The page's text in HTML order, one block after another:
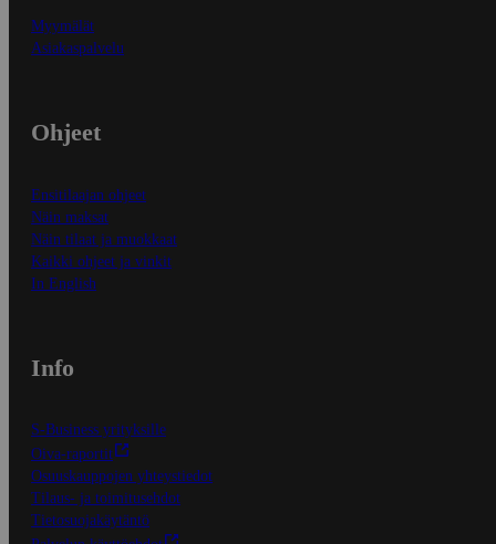
Myymälät
Asiakaspalvelu
Ohjeet
Ensitilaajan ohjeet
Näin maksat
Näin tilaat ja muokkaat
Kaikki ohjeet ja vinkit
In English
Info
S-Business yrityksille
Oiva-raportit
Osuuskauppojen yhteystiedot
Tilaus- ja toimitusehdot
Tietosuojakäytäntö